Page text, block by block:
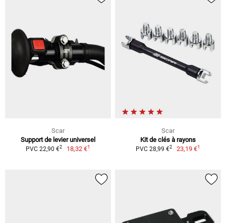
Scar
Support de levier universel
PVC 22,90 €2 18,32 €1
Scar
Kit de clés à rayons
PVC 28,99 €2 23,19 €1